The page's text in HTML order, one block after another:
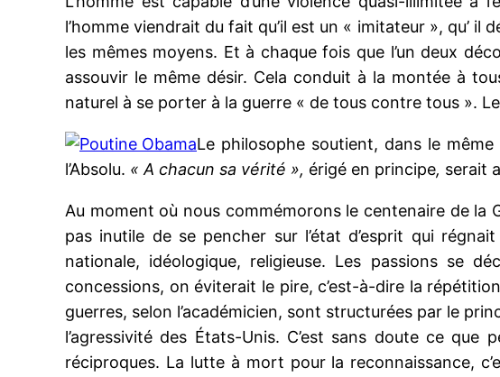
l’homme viendrait du fait qu’il est un « imitateur », qu’
les mêmes moyens. Et à chaque fois que l’un deux
assouvir le même désir. Cela conduit à la montée à
naturel à se porter à la guerre « de tous contre tous ».
Le philosophe soutient, dans le
l’Absolu. « A chacun sa vérité », érigé en principe, serait
Au moment où nous commémorons le centenaire de la
pas inutile de se pencher sur l’état d’esprit qui
nationale, idéologique, religieuse. Les passions se
concessions, on éviterait le pire, c’est-à-dire la
guerres, selon l’académicien, sont structurées par le
l’agressivité des États-Unis. C’est sans doute ce que
réciproques. La lutte à mort pour la reconnaissance,